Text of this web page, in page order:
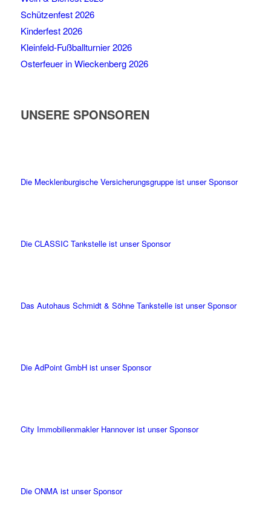
Schützenfest 2026
Kinderfest 2026
Kleinfeld-Fußballturnier 2026
Osterfeuer in Wieckenberg 2026
UNSERE SPONSOREN
Die Mecklenburgische Versicherungsgruppe ist unser Sponsor
Die CLASSIC Tankstelle ist unser Sponsor
Das Autohaus Schmidt & Söhne Tankstelle ist unser Sponsor
Die AdPoint GmbH ist unser Sponsor
City Immobilienmakler Hannover ist unser Sponsor
Die ONMA ist unser Sponsor